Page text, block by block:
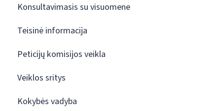
Konsultavimasis su visuomene
Teisinė informacija
Peticijų komisijos veikla
Veiklos sritys
Kokybės vadyba